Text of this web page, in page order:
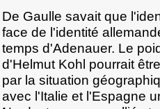
De Gaulle savait que
face de l'identité
temps d'Adenauer. Le
d'Helmut Kohl pourrait
par la situation
avec l'Italie et l'Espagne